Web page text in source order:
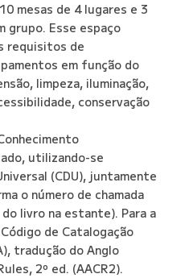
mesas de 4 lugares e 3
grupo. Esse espaço
requisitos de
em função do
limpeza, iluminação,
conservação
utilizando-se
(CDU), juntamente
o número de chamada
livro na estante). Para a
de Catalogação
tradução do Anglo
2º ed. (AACR2).